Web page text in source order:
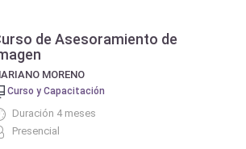
de Asesoramiento de
MORENO
Curso y Capacitación
Duración 4 meses
Presencial